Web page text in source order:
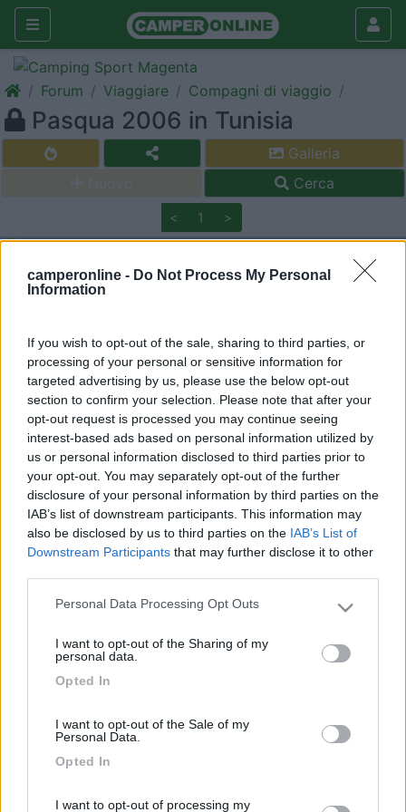
camperonline - Do Not Process My Personal
Information
If you wish to opt-out of the sale, sharing to third parties, or
processing of your personal or sensitive information for
targeted advertising by us, please use the below opt-out
section to confirm your selection. Please note that after your
opt-out request is processed you may continue seeing
interest-based ads based on personal information utilized by
us or personal information disclosed to third parties prior to
your opt-out. You may separately opt-out of the further
disclosure of your personal information by third parties on the
IAB’s list of downstream participants. This information may
also be disclosed by us to third parties on the IAB’s List of
Downstream Participants that may further disclose it to other
Please note that this website/app uses one or more Google
not limited to your visit or usage behaviour. You may click to
grant or deny consent to Google and its third-party tags to
use your data for below specified purposes in below Google
Personal Data Processing Opt Outs
I want to opt-out of the Sharing of my
personal data.
Opted In
I want to opt-out of the Sale of my
Personal Data.
Opted In
I want to opt-out of processing my
Forum Viaggiare Compagni di viaggio
Pasqua 2006 in Tunisia
Galleria
Cerca
< 1 >
122
la nostra Associazione sta cercando appassionati di viaggi-
avventura in caravan e camper per affrontare un viaggio in
Tunisia e condividerne le spese per il periodo Pasquale con
partenza il 12 aprile e rientro il 20 aprile. Il gruppo sarà
composto da equipaggi con il proprio camper e auto + caravan.
Questo nostro itinerario è stato studiato per fare conoscere a
fondo il paese che ci ospiterà, ed è frutto di quindici anni di
esperienza in terra d'Africa, si passerà dai siti archeologici più
interessanti alle oasi di montagna ai confini con l'Algeria,
dall'attraversamento di laghi salati (chott) con il fenomeno dei
miraggi all'indimenticabile escursione di 1 giorno in 4x4 che ci
porterà fino alla minuscola oasi di Ksar Ghilane in pieno deserto,
deserto nel sud del paese,dalle silenziose notti stellate dei
spesa finale preventivata molto bassa per un viaggio di questo
tipo, prezzi particolari saranno poi rivolti a famiglie con bambini,
questo è possibile grazie a degli accordi con il tour operator ed
a 4 zampe non avranno problemi a seguirci!! Sul nostro sito
www.dimensioneavventura.org
si possono trovare tutte le informazioni e i consigli sui nostri
telefono e all'indirizzo e-mail dove contattarci per qualsiasi